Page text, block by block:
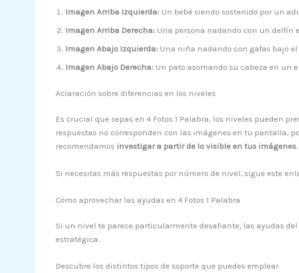
Imagen Arriba Izquierda:Un bebé siendo sostenido por un
Imagen Arriba Derecha:Una persona nadando con un delfín
Imagen Abajo Izquierda:Una niña nadando con gafas bajo el
Imagen Abajo Derecha:Un pato asomando su cabeza en un
Aclaración sobre diferencias en los niveles
Es crucial que sepas en 4 Fotos 1 Palabra, los niveles pueden
respuestas no corresponden con las imágenes en tu pantalla,
recomendamos investigar a partir de lo visible en tus imágenes.
Si necesitas más respuestas por número de nivel, sigue este
Cómo aprovechar las ayudas en 4 Fotos 1 Palabra
Si un nivel te parece particularmente desafiante, las ayudas
estratégica.
Descubre los distintos tipos de soporte que puedes emplear